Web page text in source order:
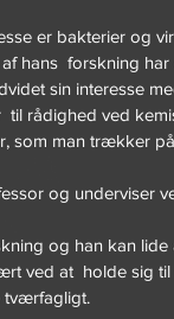
er bakterier og
hans  forskning
sin interesse
til rådighed ved
som man trækker
og underviser
og han kan
ved at  holde sig
tværfagligt.